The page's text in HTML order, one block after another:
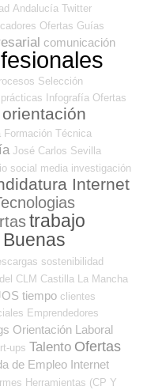
Andalucía Twitter
Ofertas Guías
comunicación
Selección
Infografía Ofertas
Formación Técnica
José Carlos Sevilla
social media investigación
Internet
trabajo
Buenas
sostenibilidad
CLM Castilla La Mancha
tiempo clientes
Emprendedores
Orientación Laboral
ups Talento Ofertas
de Empleo Internet
Herramientas (CP Y